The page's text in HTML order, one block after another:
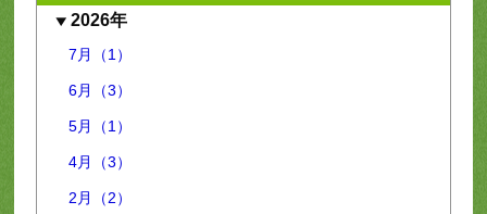
2026年
7月（1）
6月（3）
5月（1）
4月（3）
2月（2）